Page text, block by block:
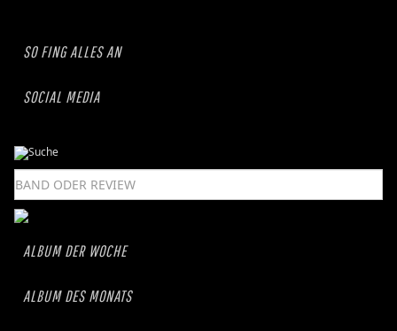
SO FING ALLES AN
SOCIAL MEDIA
ALBUM DER WOCHE
ALBUM DES MONATS